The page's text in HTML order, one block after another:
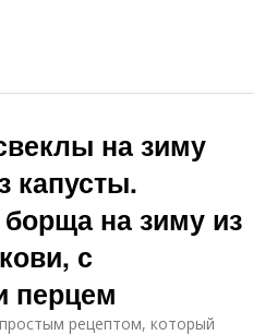
на зиму
капусты.
на зиму из
с
перцем
рецептом, который